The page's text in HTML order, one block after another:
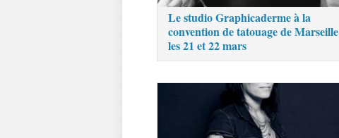
Le studio Graphicaderme à la
convention de tatouage de Marseille
les 21 et 22 mars